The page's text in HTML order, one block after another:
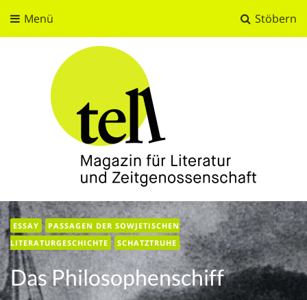
Stöbern
Menü
tell
Magazin für Literatur und Zeitgenossenschaft
ESSAY
PASSAGEN DER SOWJETISCHEN
LITERATURGESCHICHTE
SCHATZTRUHE
Das Philosophenschiff